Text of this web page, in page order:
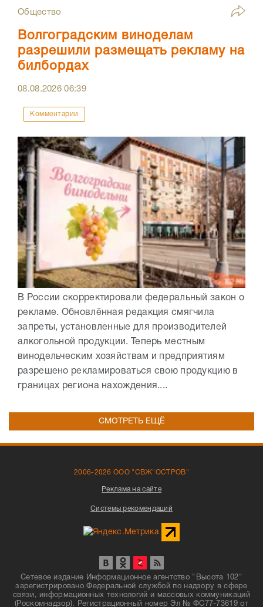
Общество
Волгоградским виноделам
разрешили размещать рекламу на
билбордах
08.08.202606:39
Комментарии
В России скорректировали федеральный закон о
рекламе. Обновлённая редакция смягчила
запреты, установленные для производителей
алкогольной продукции. Теперь местным
винодельческим хозяйствам и предприятиям
разрешено рекламироваться свою продукцию в
границах региона нахождения....
СМОТРЕТЬ ЕЩЁ
2006-2026 ООО "СВЖ"ОСТРОВ"
Реклама на сайте
Системы рекомендаций
Сетевое издание Информационное агентство "Высота 102"
зарегистрировано Федеральной службой по надзору в сфере
связи, информационных технологий и массовых коммуникаций
(Роскомнадзор). Регистрационный номер Эл № ФС77-73619 от